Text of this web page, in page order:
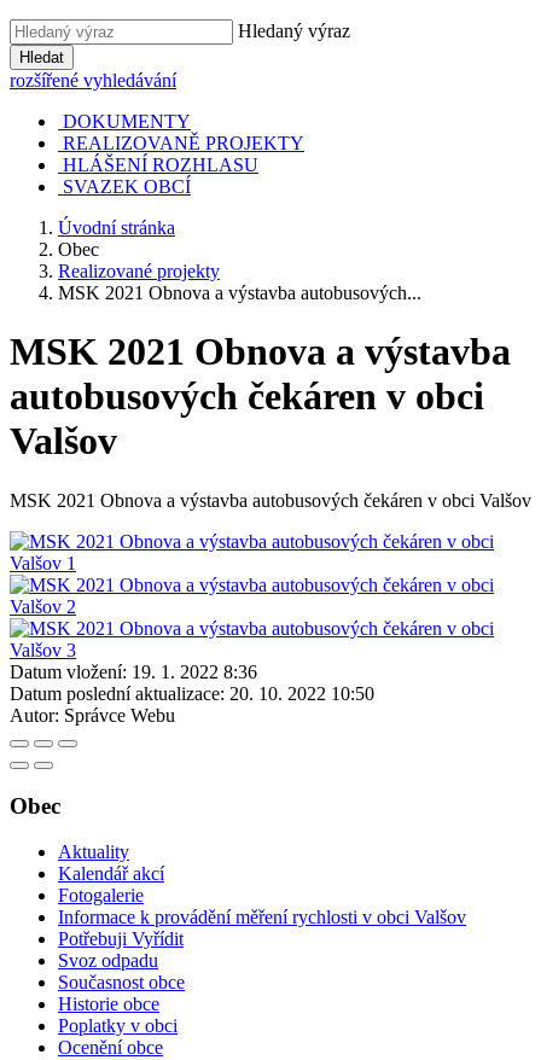
Hledaný výraz
Hledat
rozšířené vyhledávání
DOKUMENTY
REALIZOVANĚ PROJEKTY
HLÁŠENÍ ROZHLASU
SVAZEK OBCÍ
Úvodní stránka
Obec
Realizované projekty
MSK 2021 Obnova a výstavba autobusových...
MSK 2021 Obnova a výstavba
autobusových čekáren v obci
Valšov
MSK 2021 Obnova a výstavba autobusových čekáren v obci Valšov
Datum vložení: 19. 1. 2022 8:36
Datum poslední aktualizace: 20. 10. 2022 10:50
Autor: Správce Webu
Obec
Aktuality
Kalendář akcí
Fotogalerie
Informace k provádění měření rychlosti v obci Valšov
Potřebuji Vyřídit
Svoz odpadu
Současnost obce
Historie obce
Poplatky v obci
Ocenění obce